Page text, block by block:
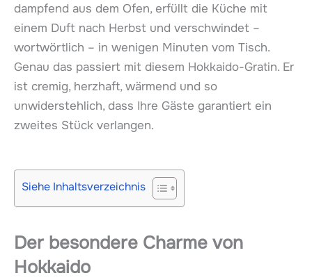
dampfend aus dem Ofen, erfüllt die Küche mit
einem Duft nach Herbst und verschwindet –
wortwörtlich – in wenigen Minuten vom Tisch.
Genau das passiert mit diesem Hokkaido-Gratin. Er
ist cremig, herzhaft, wärmend und so
unwiderstehlich, dass Ihre Gäste garantiert ein
zweites Stück verlangen.
Siehe Inhaltsverzeichnis
Der besondere Charme von
Hokkaido